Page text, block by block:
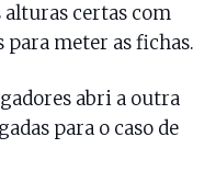
certas com
meter as fichas.
abri a outra
para o caso de